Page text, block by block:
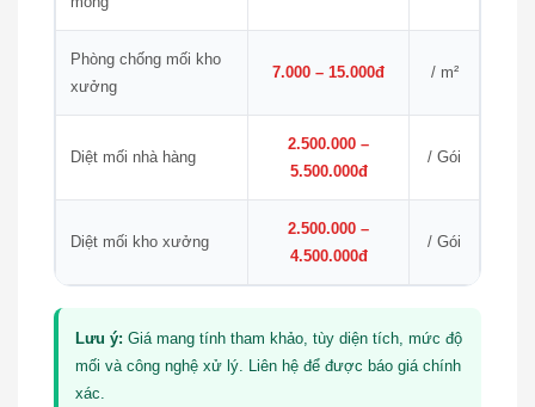
Phòng chống mối kho
xưởng
7.000 – 15.000đ / m²
Diệt mối nhà hàng
2.500.000 –
5.500.000đ
/ Gói
Diệt mối kho xưởng
2.500.000 –
4.500.000đ
/ Gói
Lưu ý: Giá mang tính tham khảo, tùy diện tích, mức độ
mối và công nghệ xử lý. Liên hệ để được báo giá chính
xác.